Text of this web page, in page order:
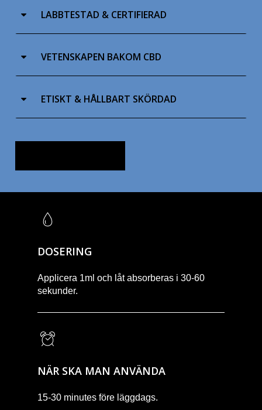
LABBTESTAD & CERTIFIERAD
VETENSKAPEN BAKOM CBD
ETISKT & HÅLLBART SKÖRDAD
DOSERING
Applicera 1ml och låt absorberas i 30-60
sekunder.
NÄR SKA MAN ANVÄNDA
15-30 minutes före läggdags.